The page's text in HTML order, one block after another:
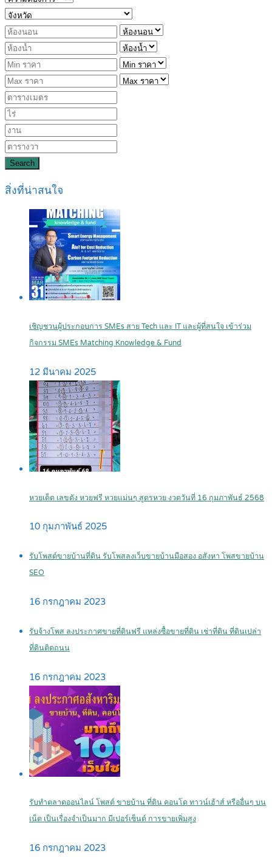
Search
สิ่งที่น่าสนใจ
เชิญชวนผู้ประกอบการ SMEs สาย Tech และ IT และผู้ที่สนใจ เข้าร่วม
กิจกรรม SMEs Matching Knowledge & Fund
12 มีนาคม 2025
หวยเด็ด เลขดัง หวยฟรี หวยแม่นๆ สูตรหวย งวดวันที่ 16 กุมภาพันธ์ 2568
10 กุมภาพันธ์ 2025
รับโพสต์ขายบ้านที่ดิน รับโพสลงเว็บขายบ้านมือสอง อสังหา โพสขายบ้าน
SEO
16 กรกฎาคม 2023
รับจ้างโพส ลงประกาศขายที่ดินฟรี แหล่งซื้อขายที่ดิน เช่าที่ดิน ที่ดินเปล่า
ที่ดินติดถนน
16 กรกฎาคม 2023
รับทำตลาดออนไลน์ โพสต์ ขายบ้าน ที่ดิน คอนโด ทาวน์เฮ้าส์ หรืออื่นๆ บน
เน็ต เป็นเรื่องจำเป็นมาก มีเปอร์เซ็นต์ การขายเพิ่มสูง
16 กรกฎาคม 2023